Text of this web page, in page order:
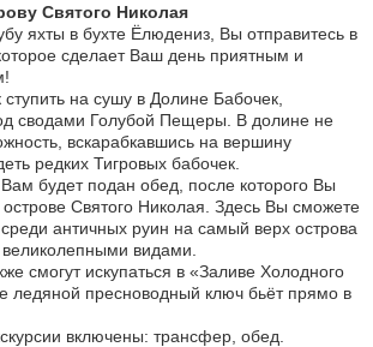
Святого Николая
яхты в бухте Ёлюдениз, Вы отправитесь в
сделает Ваш день приятным и
на сушу в Долине Бабочек,
сводами Голубой Пещеры. В долине не
вскарабкавшись на вершину
редких Тигровых бабочек.
будет подан обед, после которого Вы
острове Святого Николая. Здесь Вы сможете
среди античных руин на самый верх острова
великолепными видами.
смогут искупаться в «Заливе Холодного
ледяной пресноводный ключ бьёт прямо в
включены: трансфер, обед.